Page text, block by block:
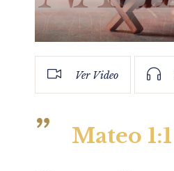
Ver Video
Mateo 1:1